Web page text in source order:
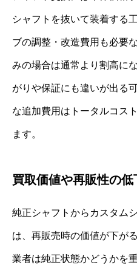
シャフトを抜いて装着する
ブの調整・改造費用も必要
みの場合は通常より割高に
がりや保証にも違いが出る
な追加費用はトータルコス
ます。
買取価値や再販性の低
純正シャフトからカスタム
は、再販売時の価値が下が
業者は純正状態かどうかを